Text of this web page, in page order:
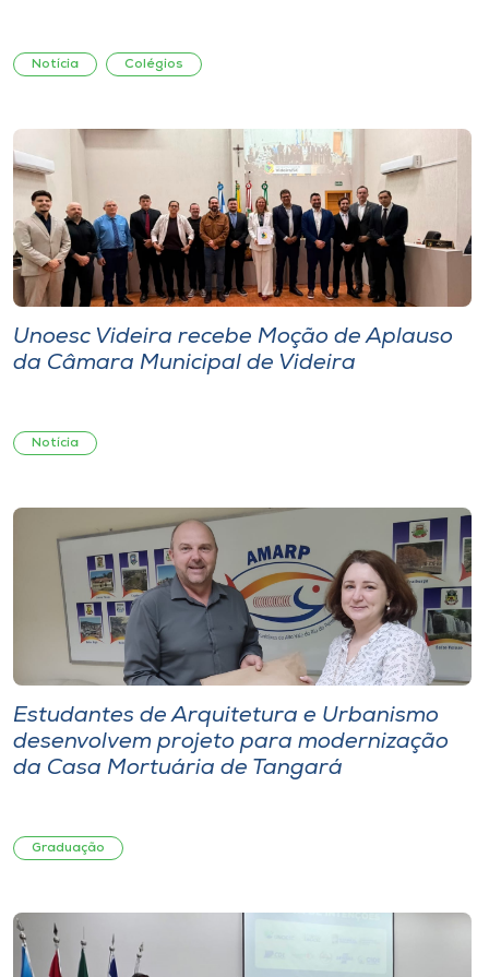
Notícia Colégios
Unoesc Videira recebe Moção de Aplauso
da Câmara Municipal de Videira
Notícia
Estudantes de Arquitetura e Urbanismo
desenvolvem projeto para modernização
da Casa Mortuária de Tangará
Graduação